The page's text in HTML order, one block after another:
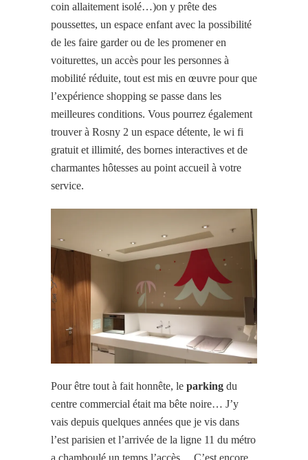
coin allaitement isolé…)on y prête des
poussettes, un espace enfant avec la possibilité
de les faire garder ou de les promener en
voiturettes, un accès pour les personnes à
mobilité réduite, tout est mis en œuvre pour que
l’expérience shopping se passe dans les
meilleures conditions. Vous pourrez également
trouver à Rosny 2 un espace détente, le wi fi
gratuit et illimité, des bornes interactives et de
charmantes hôtesses au point accueil à votre
service.
Pour être tout à fait honnête, le parking du
centre commercial était ma bête noire… J’y
vais depuis quelques années que je vis dans
l’est parisien et l’arrivée de la ligne 11 du métro